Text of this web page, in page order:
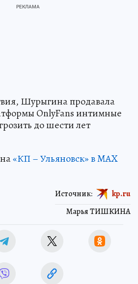
Шурыгина продавала
OnlyFans интимные
до шести лет
«КП – Ульяновск» в MAX
Марья ТИШКИНА
Источник: kp.ru